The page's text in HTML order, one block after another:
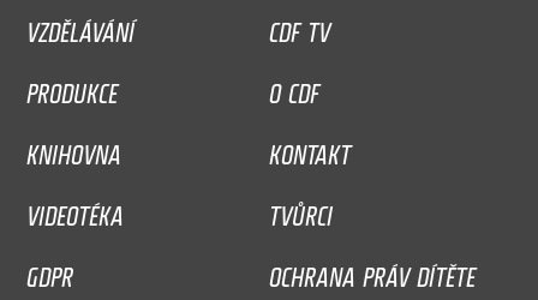
VZDĚLÁVÁNÍ
CDF TV
PRODUKCE
O CDF
KNIHOVNA
KONTAKT
VIDEOTÉKA
TVŮRCI
GDPR
OCHRANA PRÁV DÍTĚTE